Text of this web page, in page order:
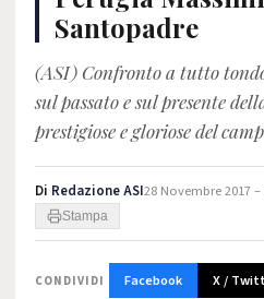
Santopadre
(ASI) Confronto a tutto
sul passato e sul presente
prestigiose e gloriose del
Di Redazione ASI28 Novembre 2017 –
Stampa
CONDIVIDI Facebook X /